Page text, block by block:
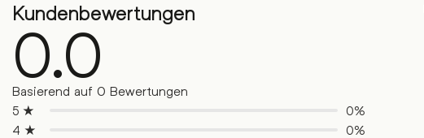
Kundenbewertungen
0.0
Basierend auf 0 Bewertungen
5 ★
0%
4 ★
0%